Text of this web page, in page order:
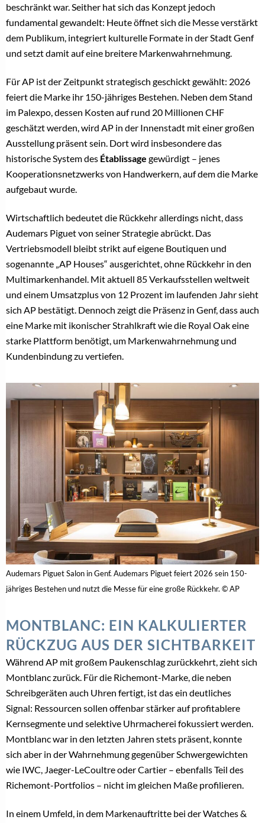
beschränkt war. Seither hat sich das Konzept jedoch
fundamental gewandelt: Heute öffnet sich die Messe verstärkt
dem Publikum, integriert kulturelle Formate in der Stadt Genf
und setzt damit auf eine breitere Markenwahrnehmung.
Für AP ist der Zeitpunkt strategisch geschickt gewählt: 2026
feiert die Marke ihr 150-jähriges Bestehen. Neben dem Stand
im Palexpo, dessen Kosten auf rund 20 Millionen CHF
geschätzt werden, wird AP in der Innenstadt mit einer großen
Ausstellung präsent sein. Dort wird insbesondere das
historische System des Établissage gewürdigt – jenes
Kooperationsnetzwerks von Handwerkern, auf dem die Marke
aufgebaut wurde.
Wirtschaftlich bedeutet die Rückkehr allerdings nicht, dass
Audemars Piguet von seiner Strategie abrückt. Das
Vertriebsmodell bleibt strikt auf eigene Boutiquen und
sogenannte „AP Houses“ ausgerichtet, ohne Rückkehr in den
Multimarkenhandel. Mit aktuell 85 Verkaufsstellen weltweit
und einem Umsatzplus von 12 Prozent im laufenden Jahr sieht
sich AP bestätigt. Dennoch zeigt die Präsenz in Genf, dass auch
eine Marke mit ikonischer Strahlkraft wie die Royal Oak eine
starke Plattform benötigt, um Markenwahrnehmung und
Kundenbindung zu vertiefen.
Audemars Piguet Salon in Genf. Audemars Piguet feiert 2026 sein 150-
jähriges Bestehen und nutzt die Messe für eine große Rückkehr. © AP
MONTBLANC: EIN KALKULIERTER
RÜCKZUG AUS DER SICHTBARKEIT
Während AP mit großem Paukenschlag zurückkehrt, zieht sich
Montblanc zurück. Für die Richemont-Marke, die neben
Schreibgeräten auch Uhren fertigt, ist das ein deutliches
Signal: Ressourcen sollen offenbar stärker auf profitablere
Kernsegmente und selektive Uhrmacherei fokussiert werden.
Montblanc war in den letzten Jahren stets präsent, konnte
sich aber in der Wahrnehmung gegenüber Schwergewichten
wie IWC, Jaeger-LeCoultre oder Cartier – ebenfalls Teil des
Richemont-Portfolios – nicht im gleichen Maße profilieren.
In einem Umfeld, in dem Markenauftritte bei der Watches &